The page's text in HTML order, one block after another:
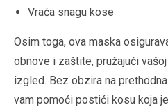
Vraća snagu kose
Osim toga, ova maska
obnove i zaštite, pružajući
izgled. Bez obzira na
vam pomoći postići kosu koja